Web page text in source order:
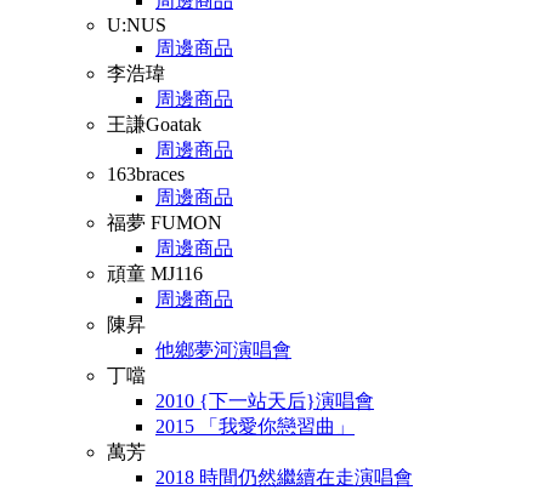
U:NUS
周邊商品
李浩瑋
周邊商品
王謙Goatak
周邊商品
163braces
周邊商品
福夢 FUMON
周邊商品
頑童 MJ116
周邊商品
陳昇
他鄉夢河演唱會
丁噹
2010 {下一站天后}演唱會
2015 「我愛你戀習曲」
萬芳
2018 時間仍然繼續在走演唱會